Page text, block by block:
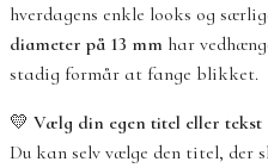
hverdagens enkle looks og
diameter på 13 mm har
stadig formår at fange blikket.
💛 Vælg din egen titel eller tekst
Du kan selv vælge den titel, der